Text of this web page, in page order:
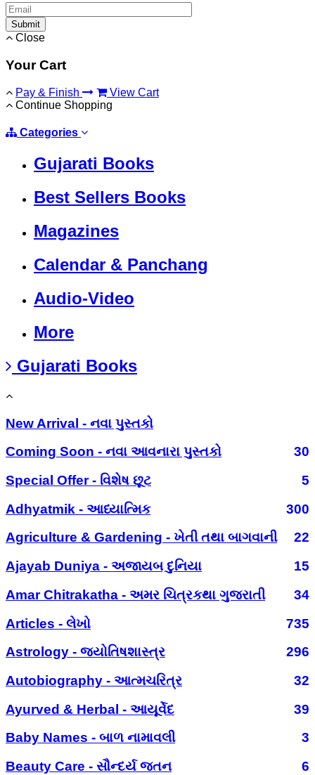
Submit
Close
Your Cart
Pay & Finish
View Cart
Continue Shopping
Categories
Gujarati Books
Best Sellers Books
Magazines
Calendar & Panchang
Audio-Video
More
Gujarati Books
New Arrival - નવા પુસ્તકો
Coming Soon - નવા આવનારા પુસ્તકો
30
Special Offer - વિશેષ છૂટ
5
Adhyatmik - આધ્યાત્મિક
300
Agriculture & Gardening - ખેતી તથા બાગવાની
22
Ajayab Duniya - અજાયબ દુનિયા
15
Amar Chitrakatha - અમર ચિત્રકથા ગુજરાતી
34
Articles - લેખો
735
Astrology - જ્યોતિષશાસ્ત્ર
296
Autobiography - આત્મચરિત્ર
32
Ayurved & Herbal - આયૂર્વેદ
39
Baby Names - બાળ નામાવલી
3
Beauty Care - સૌન્દર્ય જતન
6